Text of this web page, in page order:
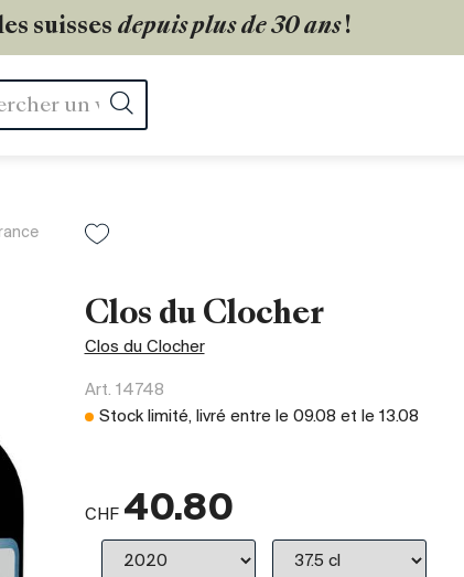
suisses depuis plus de 30 ans!
Clos du Clocher
Clos du Clocher
Art. 14748
Stock limité, livré entre le 09.08 et le 13.08
CHF 40.80